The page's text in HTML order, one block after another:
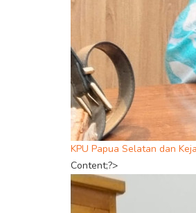
KPU Papua Selatan dan
Content;?>